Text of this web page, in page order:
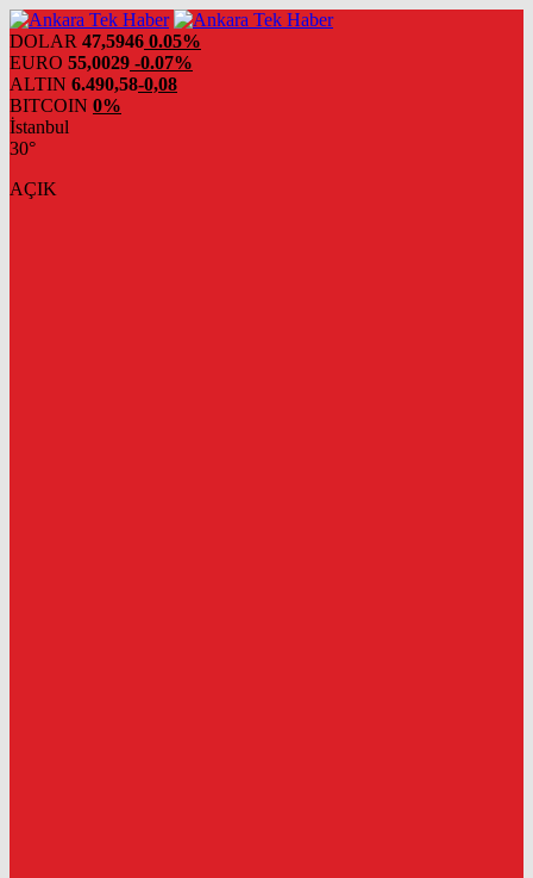
DOLAR 47,5946 0.05%
EURO 55,0029 -0.07%
ALTIN 6.490,58-0,08
BITCOIN 0%
İstanbul
30°
AÇIK